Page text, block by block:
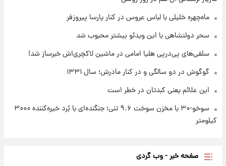
۲۳ ساعت پیش
بازیکن به درد نخور استقلال با مقصد اروپا این
ماه‌چهره خلیلی با لباس عروس در کنار پارسا پیروزفر
سحر دولتشاهی با این ویدئو بیشتر محبوب شد
سلفی‌های پی‌درپی هلیا امامی در ماشین لاکچری‌اش خبرساز شد!
گوگوش در دو سالگی و در کنار مادرش؛ سال ۱۳۳۱
این علائم یعنی کبدتان در خطر است
سوخو-۳۰ با مخزن سوخت ۹.۶ تنی؛ جنگنده‌ای با بُرد خیره‌کننده ۳۰۰۰
کیلومتر
صفحه خبر - وب گردی